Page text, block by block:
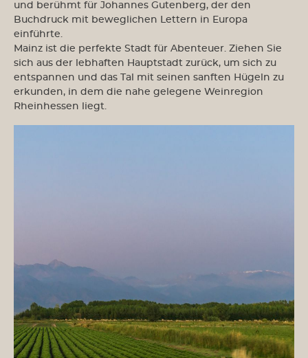
und berühmt für Johannes Gutenberg, der den
Buchdruck mit beweglichen Lettern in Europa
einführte.
Mainz ist die perfekte Stadt für Abenteuer. Ziehen Sie
sich aus der lebhaften Hauptstadt zurück, um sich zu
entspannen und das Tal mit seinen sanften Hügeln zu
erkunden, in dem die nahe gelegene Weinregion
Rheinhessen liegt.